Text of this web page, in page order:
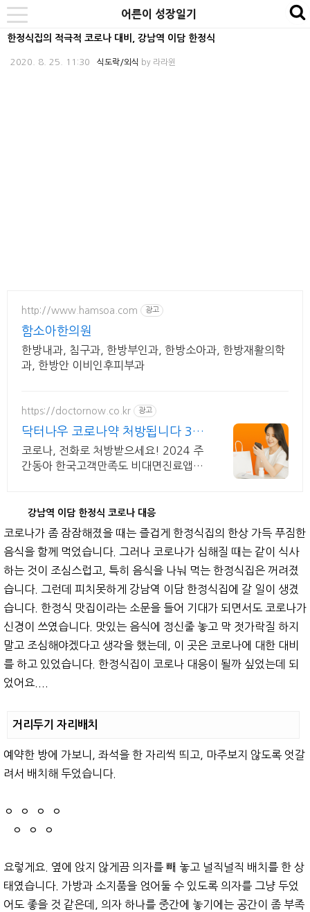
본
바
내
게
카
고
toggle
navigation
어른이 성장일기
한정식집의 적극적 코로나 대비, 강남역 이담 한정식
2020. 8. 25. 11:30 식도락/외식 by 라라윈
http://www.hamsoa.com 광고
함소아한의원
한방내과, 침구과, 한방부인과, 한방소아과, 한방재활의학
과, 한방안 이비인후피부과
https://doctornow.co.kr 광고
닥터나우 코로나약 처방됩니다 36
5일 24시간 진료가능
코로나, 전화로 처방받으세요! 2024 주
간동아 한국고객만족도 비대면진료앱 1
강남역 이담 한정식 코로나 대응
코로나가 좀 잠잠해졌을 때는 즐겁게 한정식집의 한상 가득 푸짐한
음식을 함께 먹었습니다. 그러나 코로나가 심해질 때는 같이 식사
하는 것이 조심스럽고, 특히 음식을 나눠 먹는 한정식집은 꺼려졌
습니다. 그런데 피치못하게 강남역 이담 한정식집에 갈 일이 생겼
습니다. 한정식 맛집이라는 소문을 들어 기대가 되면서도 코로나가
신경이 쓰였습니다. 맛있는 음식에 정신줄 놓고 막 젓가락질 하지
말고 조심해야겠다고 생각을 했는데, 이 곳은 코로나에 대한 대비
를 하고 있었습니다. 한정식집이 코로나 대응이 될까 싶었는데 되
었어요....
거리두기 자리배치
예약한 방에 가보니, 좌석을 한 자리씩 띄고, 마주보지 않도록 엇갈
려서 배치해 두었습니다.
ㅇ ㅇ ㅇ ㅇ
ㅇ ㅇ ㅇ
요렇게요. 옆에 앉지 않게끔 의자를 빼 놓고 널직널직 배치를 한 상
태였습니다. 가방과 소지품을 얹어둘 수 있도록 의자를 그냥 두었
어도 좋을 것 같은데, 의자 하나를 중간에 놓기에는 공간이 좀 부족